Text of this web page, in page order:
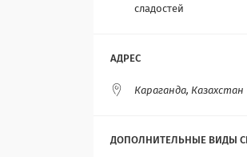
сладостей
Караганда, Казахстан